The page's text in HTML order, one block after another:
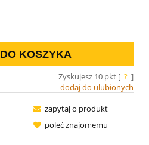
DO KOSZYKA
Zyskujesz 10pkt [ ? ]
dodaj do ulubionych
zapytaj o produkt
poleć znajomemu